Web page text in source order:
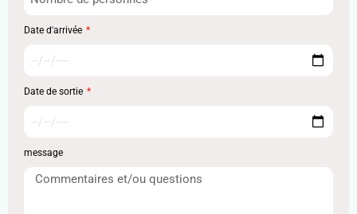
Date d'arrivée
Date de sortie
message